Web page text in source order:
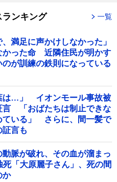
ランキング 一覧
満足に声かけしなかった」
かった命 近隣住民が明かす
のが訓練の鉄則になっている
は…」 イオンモール事故被
言 「おばたちは制止できな
ている」 さらに、間一髪で
言も
脈が破れ、その血が溜まっ
「大原麗子さん」、死の間
か